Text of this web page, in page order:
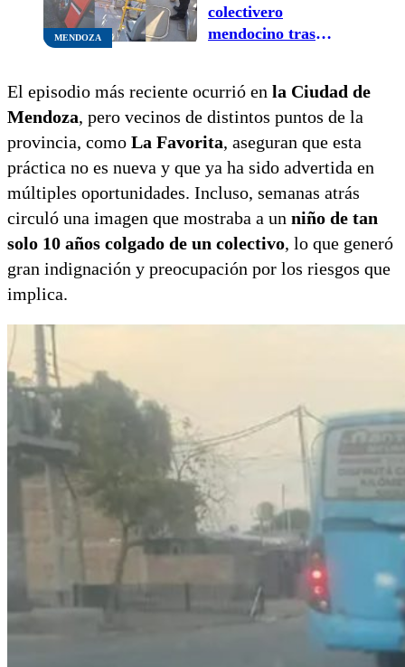
MENDOZA
colectivero
mendocino tras
asiento
El episodio más reciente ocurrió en la Ciudad de
Mendoza, pero vecinos de distintos puntos de la
provincia, como La Favorita, aseguran que esta
práctica no es nueva y que ya ha sido advertida en
múltiples oportunidades. Incluso, semanas atrás
circuló una imagen que mostraba a un niño de tan
solo 10 años colgado de un colectivo, lo que generó
gran indignación y preocupación por los riesgos que
implica.